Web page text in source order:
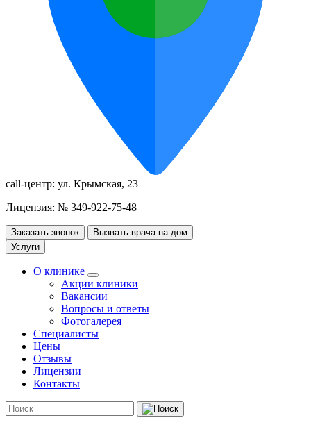
call-центр: ул. Крымская, 23
Лицензия: № 349-922-75-48
Заказать звонок
Вызвать врача на дом
Услуги
О клинике
Акции клиники
Вакансии
Вопросы и ответы
Фотогалерея
Специалисты
Цены
Отзывы
Лицензии
Контакты